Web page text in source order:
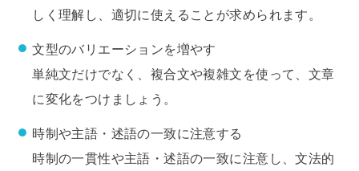
しく理解し、適切に使えることが求められます。
文型のバリエーションを増やす
単純文だけでなく、複合文や複雑文を使って、文章
に変化をつけましょう。
時制や主語・述語の一致に注意する
時制の一貫性や主語・述語の一致に注意し、文法的